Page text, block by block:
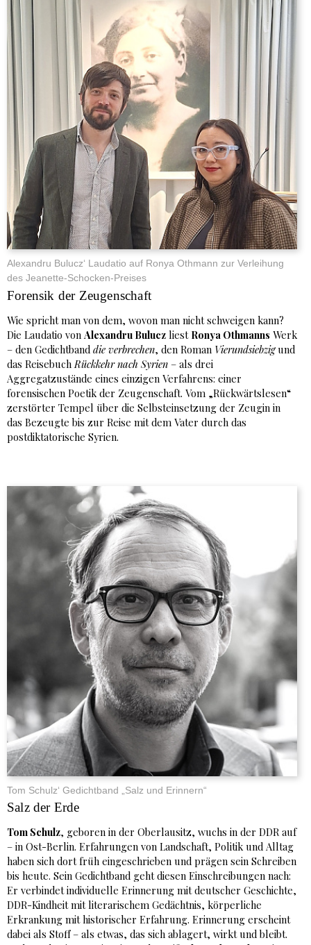
Alexandru Bulucz‘ Laudatio auf Ronya Othmann zur Verleihung
des Jeanette-Schocken-Preises
Forensik der Zeugenschaft
Wie spricht man von dem, wovon man nicht schweigen kann?
Die Laudatio von Alexandru Bulucz liest Ronya Othmanns Werk
– den Gedichtband die verbrechen, den Roman Vierundsiebzigund
das Reisebuch Rückkehr nach Syrien – als drei
Aggregatzustände eines einzigen Verfahrens: einer
forensischen Poetik der Zeugenschaft. Vom „Rückwärtslesen“
zerstörter Tempel über die Selbsteinsetzung der Zeugin in
das Bezeugte bis zur Reise mit dem Vater durch das
postdiktatorische Syrien.
Tom Schulz‘ Gedichtband „Salz und Erinnern“
Salz der Erde
Tom Schulz, geboren in der Oberlausitz, wuchs in der DDR auf
– in Ost-Berlin. Erfahrungen von Landschaft, Politik und Alltag
haben sich dort früh eingeschrieben und prägen sein Schreiben
bis heute. Sein Gedichtband geht diesen Einschreibungen nach:
Er verbindet individuelle Erinnerung mit deutscher Geschichte,
DDR-Kindheit mit literarischem Gedächtnis, körperliche
Erkrankung mit historischer Erfahrung. Erinnerung erscheint
dabei als Stoff – als etwas, das sich ablagert, wirkt und bleibt.